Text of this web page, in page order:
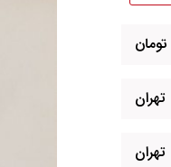
تهران
تهران